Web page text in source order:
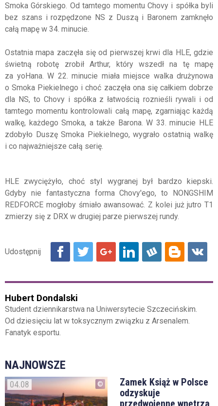
Smoka Górskiego. Od tamtego momentu Chovy i spółka byli
bez szans i rozpędzone NS z Duszą i Baronem zamknęło
całą mapę w 34. minucie.
Ostatnia mapa zaczęła się od pierwszej krwi dla HLE, gdzie
świetną robotę zrobił Arthur, który wszedł na tę mapę
za yoHana. W 22. minucie miała miejsce walka drużynowa
o Smoka Piekielnego i choć zaczęła ona się całkiem dobrze
dla NS, to Chovy i spółka z łatwością roznieśli rywali i od
tamtego momentu kontrolowali całą mapę, zgarniając każdą
walkę, każdego Smoka, a także Barona. W 33. minucie HLE
zdobyło Duszę Smoka Piekielnego, wygrało ostatnią walkę
i co najważniejsze całą serię.
HLE zwyciężyło, choć styl wygranej był bardzo kiepski.
Gdyby nie fantastyczna forma Chovy'ego, to NONGSHIM
REDFORCE mogłoby śmiało awansować. Z kolei już jutro T1
zmierzy się z DRX w drugiej parze pierwszej rundy.
Hubert Dondalski
Student dziennikarstwa na Uniwersytecie Szczecińskim.
Od dziesięciu lat w toksycznym związku z Arsenalem.
Fanatyk esportu.
NAJNOWSZE
04.08
Zamek Książ w Polsce
odzyskuje
przedwojenne wnętrza